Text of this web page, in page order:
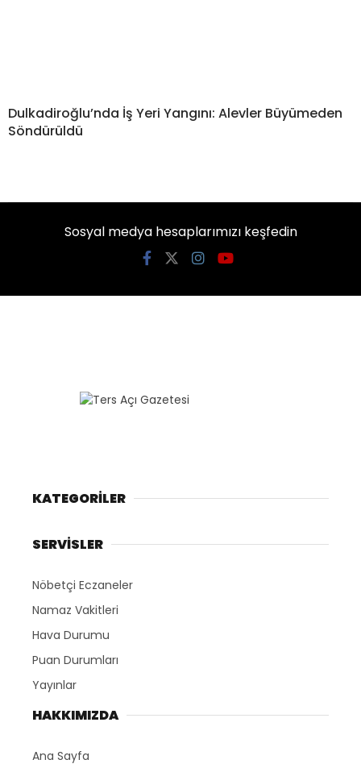
Dulkadiroğlu’nda İş Yeri Yangını: Alevler Büyümeden
Söndürüldü
Sosyal medya hesaplarımızı keşfedin
KATEGORİLER
SERVİSLER
Nöbetçi Eczaneler
Namaz Vakitleri
Hava Durumu
Puan Durumları
Yayınlar
HAKKIMIZDA
Ana Sayfa